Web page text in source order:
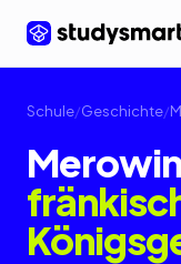
Schule/Geschichte/